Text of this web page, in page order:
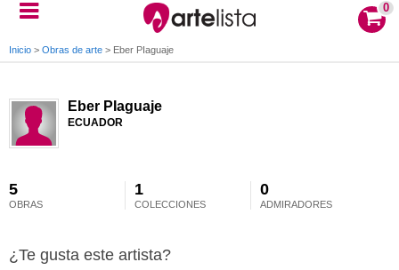
0
Inicio > Obras de arte > Eber PIaguaje
Eber PIaguaje
ECUADOR
5
OBRAS
1
COLECCIONES
0
ADMIRADORES
¿Te gusta este artista?